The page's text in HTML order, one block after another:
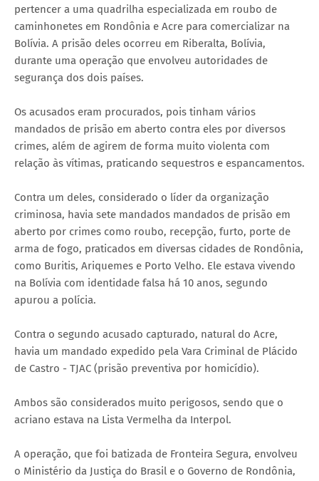
pertencer a uma quadrilha especializada em roubo de
caminhonetes em Rondônia e Acre para comercializar na
Bolívia. A prisão deles ocorreu em Riberalta, Bolívia,
durante uma operação que envolveu autoridades de
segurança dos dois países.
Os acusados eram procurados, pois tinham vários
mandados de prisão em aberto contra eles por diversos
crimes, além de agirem de forma muito violenta com
relação às vítimas, praticando sequestros e espancamentos.
Contra um deles, considerado o líder da organização
criminosa, havia sete mandados mandados de prisão em
aberto por crimes como roubo, recepção, furto, porte de
arma de fogo, praticados em diversas cidades de Rondônia,
como Buritis, Ariquemes e Porto Velho. Ele estava vivendo
na Bolívia com identidade falsa há 10 anos, segundo
apurou a polícia.
Contra o segundo acusado capturado, natural do Acre,
havia um mandado expedido pela Vara Criminal de Plácido
de Castro - TJAC (prisão preventiva por homicídio).
Ambos são considerados muito perigosos, sendo que o
acriano estava na Lista Vermelha da Interpol.
A operação, que foi batizada de Fronteira Segura, envolveu
o Ministério da Justiça do Brasil e o Governo de Rondônia,